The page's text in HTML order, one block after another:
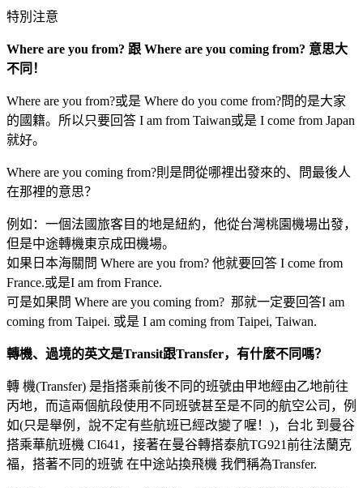
特別注意
Where are you from? 跟 Where are you coming from? 意思大
不同！
Where are you from?或是 Where do you come from?問的是大家
的國籍。所以只要回答 I am from Taiwan或是 I come from Japan
就好。
Where are you coming from?則是問從哪裡出發來的、問最後人
在那裡的意思？
例如：一個法國旅客目的地是紐約，他從台灣桃園機場出發，
但是中途轉機東京成田機場。
如果日本海關問 Where are you from? 他就要回答 I come from
France.或是I am from France.
可是如果問 Where are you coming from? 那就一定要回答I am
coming from Taipei. 或是 I am coming from Taipei, Taiwan.
轉機、過境的英文是Transit跟Transfer，有什麼不同嗎？
轉 機(Transfer) 是指搭乘前後不同的班號由甲地經由乙地前往
丙地，而這兩個航段使用不同班號甚至是不同的航空公司，例
如(只是舉例，說不定有些航班已經改變了喔！)，台北 到曼谷
搭乘華航班機 CI641，接著在曼谷轉搭泰航TG921前往法蘭克
福，搭著不同的班號 在中途站換飛機 我們稱為Transfer.